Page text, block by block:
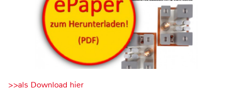
>>als Download hier